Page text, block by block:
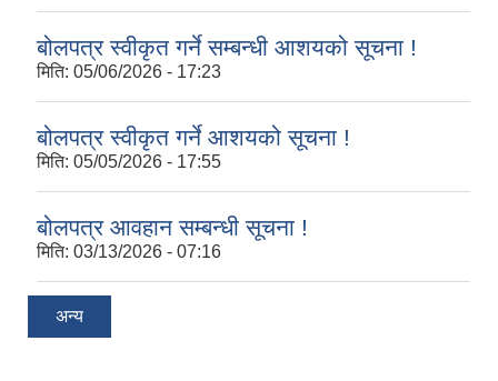
बोलपत्र स्वीकृत गर्ने सम्बन्धी आशयको सूचना !
मिति: 05/06/2026 - 17:23
बोलपत्र स्वीकृत गर्ने आशयको सूचना !
मिति: 05/05/2026 - 17:55
बोलपत्र आवहान सम्बन्धी सूचना !
मिति: 03/13/2026 - 07:16
अन्य